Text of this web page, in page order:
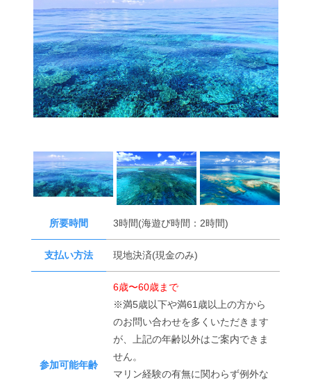
所要時間 3時間(海遊び時間：2時間)
支払い方法 現地決済(現金のみ)
参加可能年齢
6歳〜60歳まで
※満5歳以下や満61歳以上の方から
のお問い合わせを多くいただきます
が、上記の年齢以外はご案内できま
せん。
マリン経験の有無に関わらず例外な